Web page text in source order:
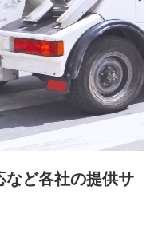
与支給、福利厚生・採用
、当社と従業員または従
の提供業務、契約締結手
らに準ずる業務の遂行
など各社の提供サ